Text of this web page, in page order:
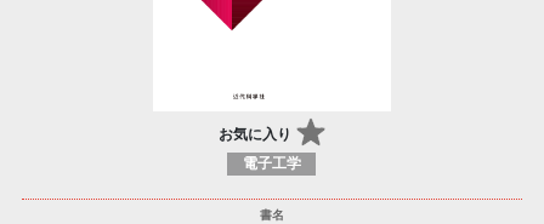
お気に入り
電子工学